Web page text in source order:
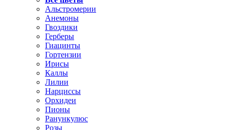
Альстромерии
Анемоны
Гвоздики
Герберы
Гиацинты
Гортензии
Ирисы
Каллы
Лилии
Нарциссы
Орхидеи
Пионы
Ранункулюс
Розы